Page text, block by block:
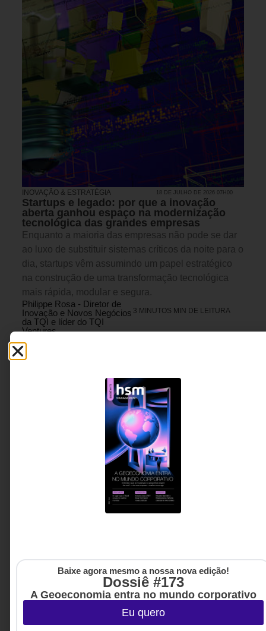
INOVAÇÃO & ESTRATÉGIA 18 DE JULHO DE 2026 07H00
Startups e legado: por que a inovação
aberta ganhou espaço na modernização
tecnológica das grandes empresas
Enquanto a maioria das empresas não pode se dar
ao luxo de substituir sistemas críticos da noite para o
dia, startups vêm assumindo um papel estratégico
na construção de uma transformação tecnológica
mais rápida, modular e segura.
Philippe Rosa - Diretor de
Inovação e Novos Negócios
da TQI e líder do TQI
Ventures
3 MINUTOS MIN DE LEITURA
LIFELONG LEARNING,TECNOLOGIA
17 DE JULHO DE 2026 13H00
Baixe agora mesmo a nossa nova edição!
Dossiê #173
A Geoeconomia entra no mundo corporativo
Eu quero